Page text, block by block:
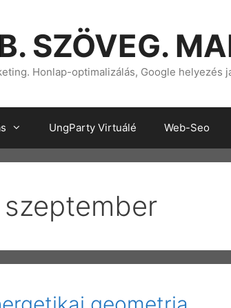
SZÖVEG.
Honlap-optimalizálás, Google helyezés
UngParty Virtuálé Web-Seo